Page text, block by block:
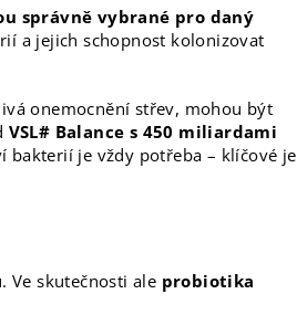
správně vybrané pro daný
a jejich schopnost kolonizovat
onemocnění střev, mohou být
VSL# Balance s 450 miliardami
bakterií je vždy potřeba – klíčové je
Ve skutečnosti ale probiotika